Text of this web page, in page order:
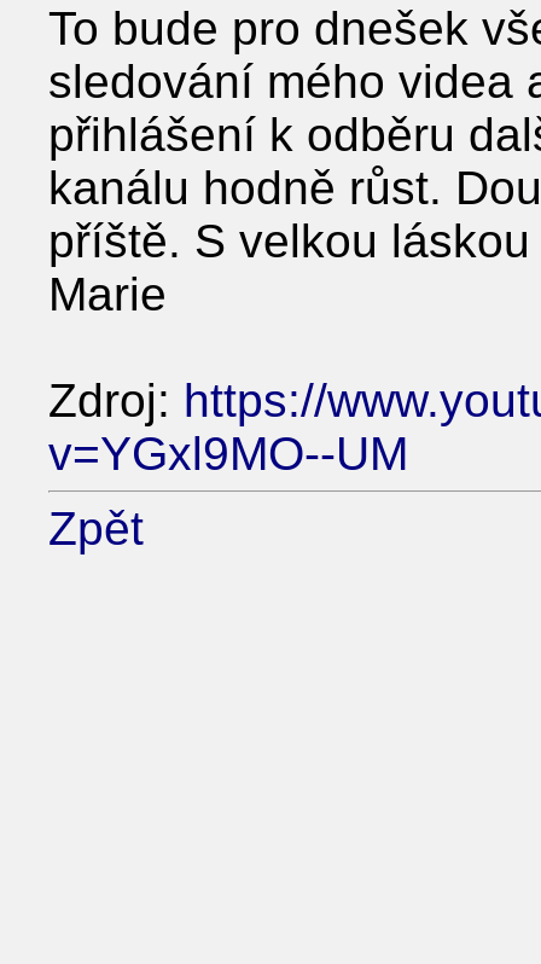
To bude pro dnešek
sledování mého videa
přihlášení k odběru
kanálu hodně růst.
příště. S velkou
Marie
Zdroj: https://
v=YGxl9MO--UM
Zpět